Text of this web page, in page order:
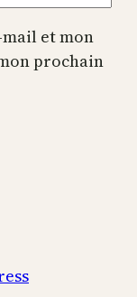
et mon
prochain